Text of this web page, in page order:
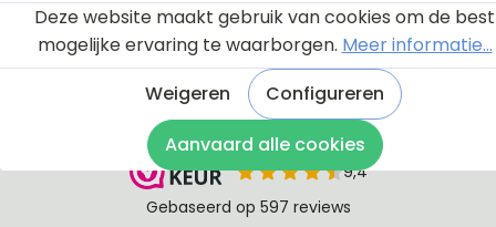
Deze website maakt gebruik van cookies om de best
mogelijke ervaring te waarborgen. Meer informatie...
Weigeren
Configureren
Aanvaard alle cookies